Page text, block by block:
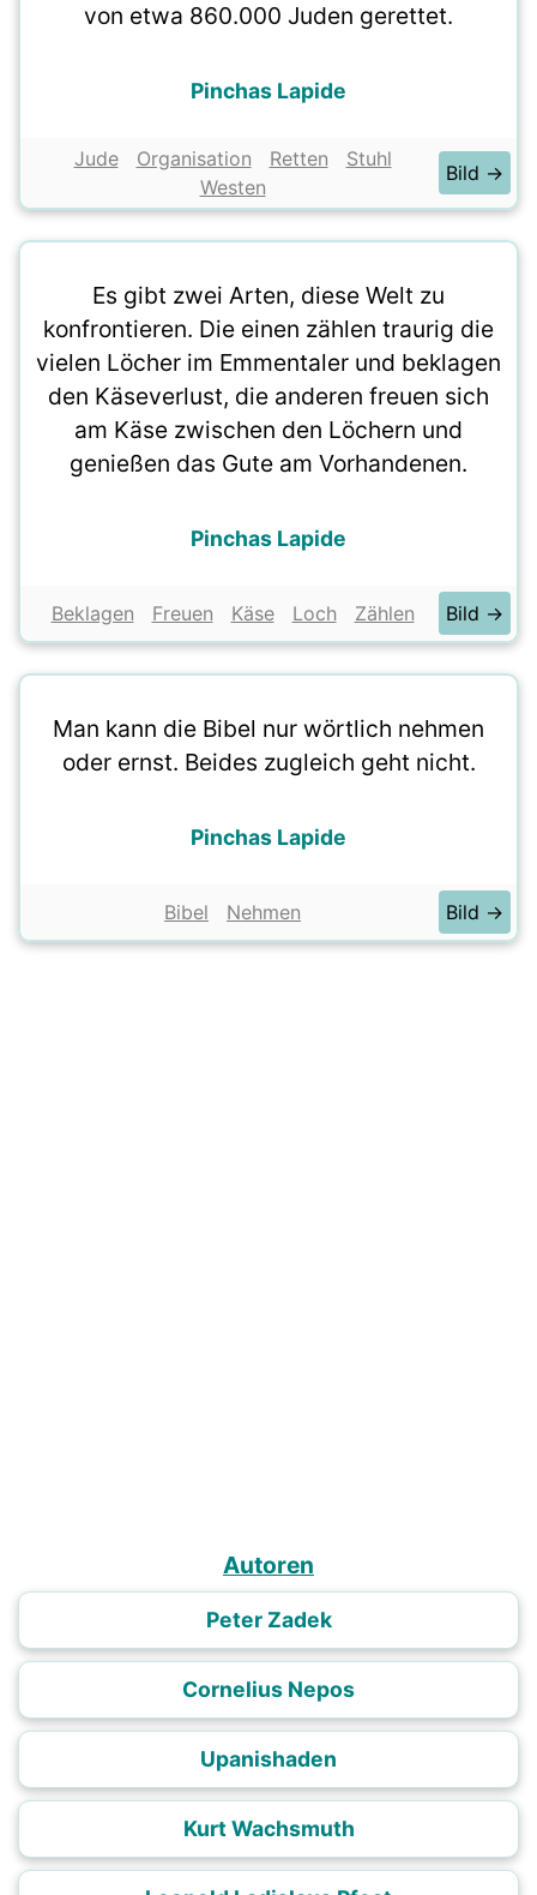
von etwa 860.000 Juden gerettet.
Pinchas Lapide
Jude Organisation Retten
Stuhl
Westen
Bild →
Es gibt zwei Arten, diese Welt zu
konfrontieren. Die einen zählen traurig die
vielen Löcher im Emmentaler und beklagen
den Käseverlust, die anderen freuen sich
am Käse zwischen den Löchern und
genießen das Gute am Vorhandenen.
Pinchas Lapide
Beklagen Freuen Käse Loch Zählen Bild →
Man kann die Bibel nur wörtlich nehmen
oder ernst. Beides zugleich geht nicht.
Pinchas Lapide
Bibel Nehmen Bild →
Autoren
Peter Zadek
Cornelius Nepos
Upanishaden
Kurt Wachsmuth